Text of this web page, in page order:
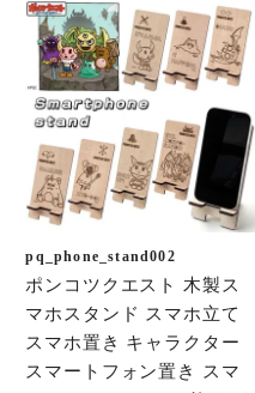
pq_phone_stand002
ポンコツクエスト 木製ス
マホスタンド スマホ立て
スマホ置き キャラクター
スマートフォン置き スマ